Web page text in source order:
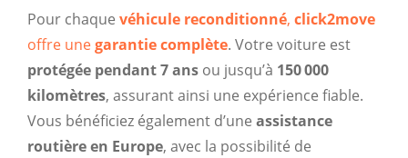
Pour chaque véhicule reconditionné, click2move
offre unegarantie complète. Votre voiture est
protégée pendant 7 ans ou jusqu’à 150000
kilomètres, assurant ainsi une expérience fiable.
Vous bénéficiez également d’une assistance
routièreen Europe, avec la possibilité de